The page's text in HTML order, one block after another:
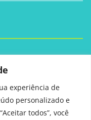
experiência de
personalizado e
todos”, você